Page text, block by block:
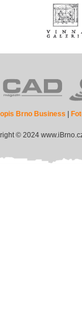
Brno Business
© 2024